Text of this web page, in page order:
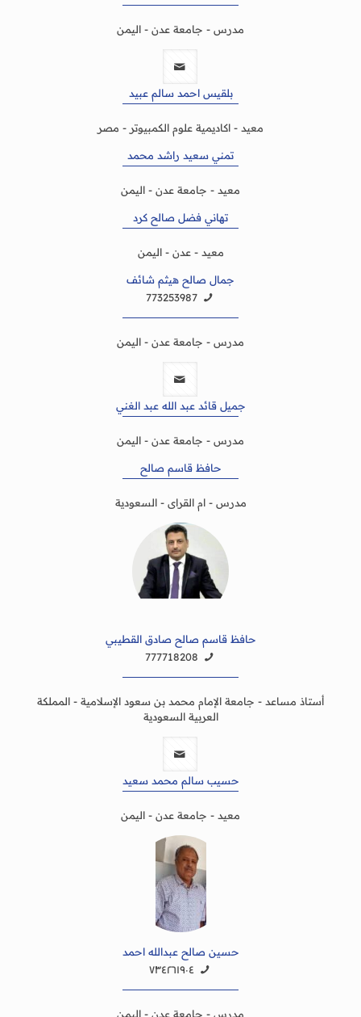
مدرس - جامعة عدن - اليمن
بلقيس احمد سالم عبيد
معيد - اكاديمية علوم الكمبيوتر - مصر
تمني سعيد راشد محمد
معيد - جامعة عدن - اليمن
تهاني فضل صالح كرد
معيد - عدن - اليمن
جمال صالح هيثم شائف
773253987
مدرس - جامعة عدن - اليمن
جميل قائد عبد الله عبد الغني
مدرس - جامعة عدن - اليمن
حافظ قاسم صالح
مدرس - ام القراى - السعودية
حافظ قاسم صالح صادق القطيبي
777718208
أستاذ مساعد - جامعة الإمام محمد بن سعود الإسلامية - المملكة
العربية السعودية
حسيب سالم محمد سعيد
معيد - جامعة عدن - اليمن
حسين صالح عبدالله احمد
٧٣٤٢٦١٩٠٤
مدرس - جامعة عدن - اليمن